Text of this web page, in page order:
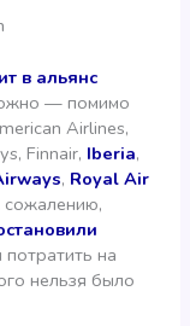
в альянс
— помимо
Airlines,
Finnair, Iberia,
, Royal Air
сожалению,
на
нельзя было